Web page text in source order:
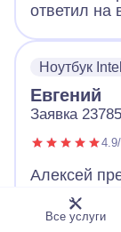
ответил на
Ноутбук Intel
Евгений
Заявка
Алексей
советую.
отдал уже
Все услуги